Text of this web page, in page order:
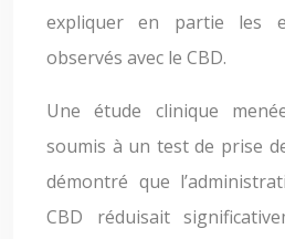
expliquer en partie les
observés avec le CBD.
Une étude clinique
soumis à un test de prise
démontré que
CBD réduisait